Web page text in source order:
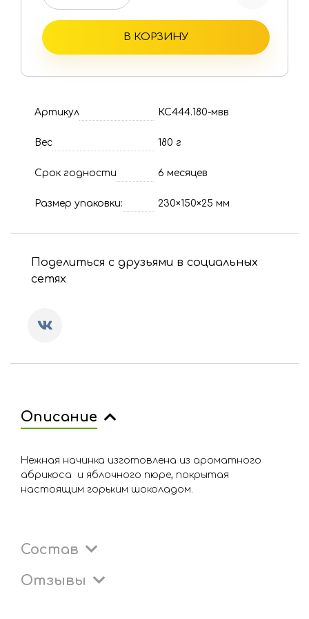
В КОРЗИНУ
Артикул КС444.180-мвв
Вес 180 г
Срок годности 6 месяцев
Размер упаковки: 230×150×25 мм
Поделиться с друзьями в социальных
сетях
Описание
Нежная начинка изготовлена из ароматного
абрикоса и яблочного пюре, покрытая
настоящим горьким шоколадом.
Состав
Отзывы